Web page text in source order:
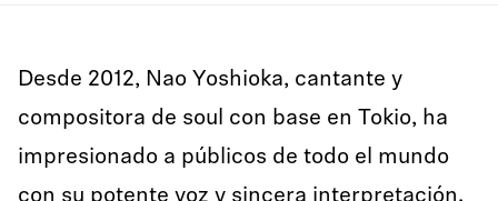
Desde 2012, Nao Yoshioka, cantante y
compositora de soul con base en Tokio, ha
impresionado a públicos de todo el mundo
con su potente voz y sincera interpretación.